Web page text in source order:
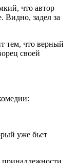
что автор
Видно, задел за
тем, что верный
своей
уже бьет